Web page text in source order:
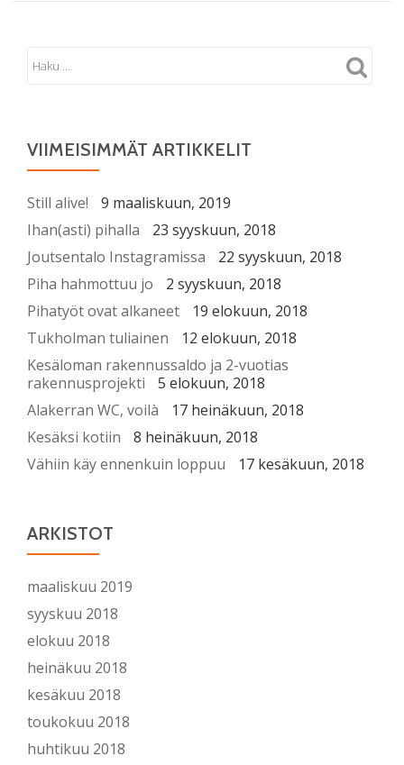
VIIMEISIMMÄT ARTIKKELIT
Still alive!
9 maaliskuun, 2019
Ihan(asti) pihalla
23 syyskuun, 2018
Joutsentalo Instagramissa
22 syyskuun, 2018
Piha hahmottuu jo
2 syyskuun, 2018
Pihatyöt ovat alkaneet
19 elokuun, 2018
Tukholman tuliainen
12 elokuun, 2018
Kesäloman rakennussaldo ja 2-vuotias
rakennusprojekti
5 elokuun, 2018
Alakerran WC, voilà
17 heinäkuun, 2018
Kesäksi kotiin
8 heinäkuun, 2018
Vähiin käy ennenkuin loppuu
17 kesäkuun, 2018
ARKISTOT
maaliskuu 2019
syyskuu 2018
elokuu 2018
heinäkuu 2018
kesäkuu 2018
toukokuu 2018
huhtikuu 2018